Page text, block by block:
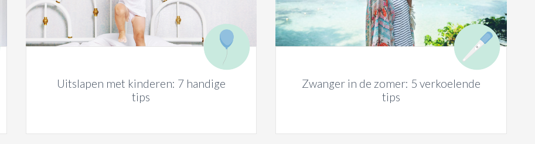
Uitslapen met kinderen: 7 handige
tips
Zwanger in de zomer: 5 verkoelende
tips